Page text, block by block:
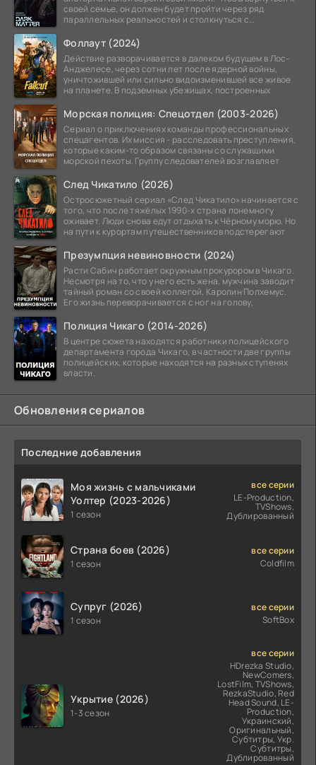
своей семье, он должен будет пройти через ряд
параллельных реальностей и столкнуться с
Фоллаут (2024)
Действие разворачивается в далеком будущем в Лос-
Анджелесе, через сотни лет после ядерной войны,
уничтожившей или сильно видоизменившей все живое
на планете. В подземных убежищах, построенных
Морская полиция: Спецотдел (2003-2026)
Сериал о приключениях команды профессиональных
спецагентов. Их миссия - расследовать преступления,
которые каким-то образом связаны со служащими
морской пехоты. Группу следователей возглавляет
След Чикатило (2026)
Остросюжетный сериал «След Чикатило» начинается с
того, что после тяжёлых 1990-х страна понемногу
оживает. Люди снова едут отдыхать к Чёрному морю. Но
на пути к курортам путешественников подстерегают
Презумпция невиновности (2024)
Расти Сабич работает окружным прокурором в Чикаго.
Несмотря на то, что у него есть жена, мужчина заводит
тайный роман со своей коллегой, Каролин Полхемус.
Его жизнь переворачивается с ног на голову,
Полиция Чикаго (2014-2026)
В центре сюжета находятся работники полицейского
департамента города Чикаго, в частности две группы
полицейских, которые находятся на разных ступенях
власти.
Обновления сериалов
Последние добавления
Моя жизнь с мальчиками
Уолтер (2023-2026)
1 сезон
все серии
LE-Production,
TVShows,
Дублированный
Страна боев (2026)
1 сезон
все серии
Coldfilm
Супруг (2026)
1 сезон
все серии
SoftBox
Укрытие (2026)
1-3 сезон
все серии
HDrezka Studio,
NewComers,
LostFilm, TVShows,
RezkaStudio, Red
Head Sound, LE-
Production,
Украинский,
Оригинальный,
Субтитры, Укр.
Субтитры,
Дублированный